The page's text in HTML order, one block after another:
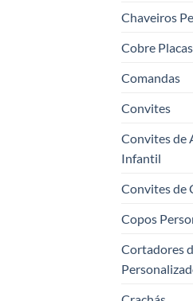
Chaveiros
Cobre Placas
Comandas
Convites
Convites de
Infantil
Convites de
Copos
Cortadores